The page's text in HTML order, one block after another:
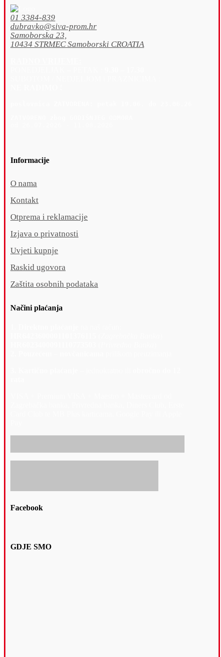
01 3384-839
dubravko@siva-prom.hr
Samoborska 23,
10434 STRMEC Samoborski CROATIA
Informacije
O nama
Kontakt
Otprema i reklamacije
Izjava o privatnosti
Uvjeti kupnje
Raskid ugovora
Zaštita osobnih podataka
Načini plaćanja
Facebook
GDJE SMO